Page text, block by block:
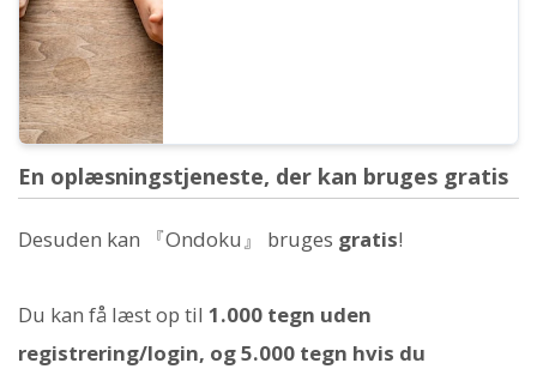
En oplæsningstjeneste, der kan bruges gratis
Desuden kan 『Ondoku』 bruges gratis!
Du kan få læst op til 1.000 tegn uden
registrering/login, og 5.000 tegn hvis du